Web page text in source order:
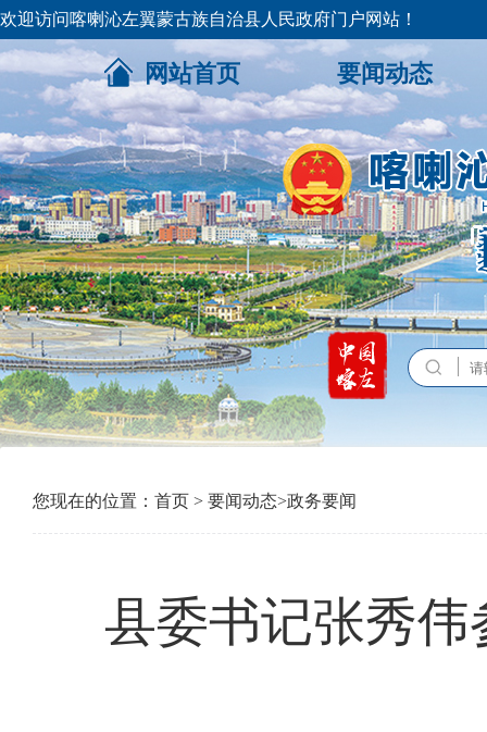
欢迎访问喀喇沁左翼蒙古族自治县人民政府门户网站！
网站首页 要闻动态
您现在的位置： 首页 > 要闻动态>政务要闻
县委书记张秀